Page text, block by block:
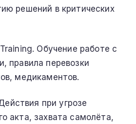
решений в критических
Обучение работе с
правила перевозки
медикаментов.
при угрозе
акта, захвата самолёта,